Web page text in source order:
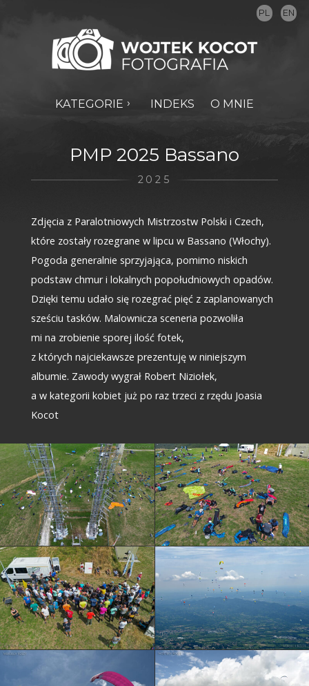
PL EN
KATEGORIE INDEKS O MNIE
PMP 2025 Bassano
2025
Zdjęcia z Paralotniowych Mistrzostw Polski i Czech,
które zostały rozegrane w lipcu w Bassano (Włochy).
Pogoda generalnie sprzyjająca, pomimo niskich
podstaw chmur i lokalnych popołudniowych opadów.
Dzięki temu udało się rozegrać pięć z zaplanowanych
sześciu tasków. Malownicza sceneria pozwoliła
mi na zrobienie sporej ilość fotek,
z których najciekawsze prezentuję w niniejszym
albumie. Zawody wygrał Robert Niziołek,
a w kategorii kobiet już po raz trzeci z rzędu Joasia
Kocot